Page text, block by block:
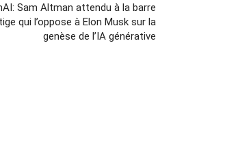
Sam Altman attendu à la barre
qui l’oppose à Elon Musk sur la
genèse de l’IA générative